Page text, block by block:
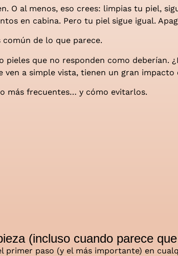
O al menos, eso crees: limpias tu piel,
en cabina. Pero tu piel sigue igual.
de lo que parece.
pieles que no responden como deberían.
ven a simple vista, tienen un gran impacto
más frecuentes… y cómo evitarlos.
(incluso cuando parece
primer paso (y el más importante) en